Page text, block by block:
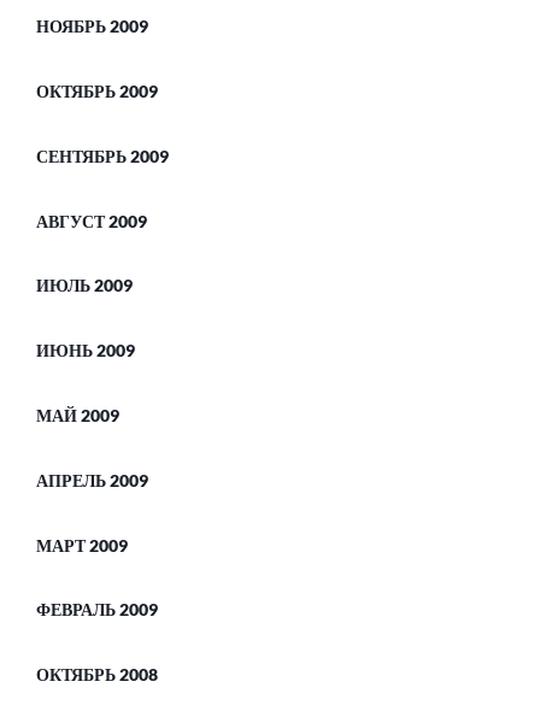
НОЯБРЬ 2009
ОКТЯБРЬ 2009
СЕНТЯБРЬ 2009
АВГУСТ 2009
ИЮЛЬ 2009
ИЮНЬ 2009
МАЙ 2009
АПРЕЛЬ 2009
МАРТ 2009
ФЕВРАЛЬ 2009
ОКТЯБРЬ 2008